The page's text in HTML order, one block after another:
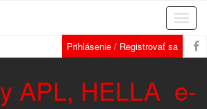
Prihlásenie / Registrovať sa
APL, HELLA e-